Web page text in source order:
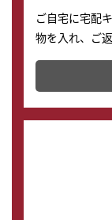
ご自宅に宅配
物を入れ、ご
テムです。
配送でも簡単
す。